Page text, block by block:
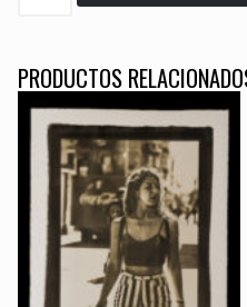
cantidad
PRODUCTOS